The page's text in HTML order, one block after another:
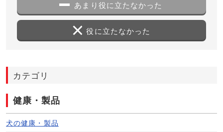
あまり役に立たなかった
役に立たなかった
カテゴリ
健康・製品
犬の健康・製品